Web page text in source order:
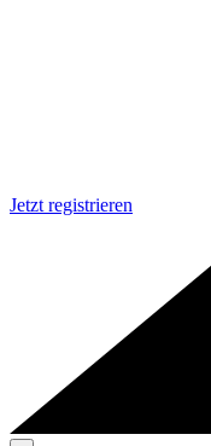
Jetzt registrieren